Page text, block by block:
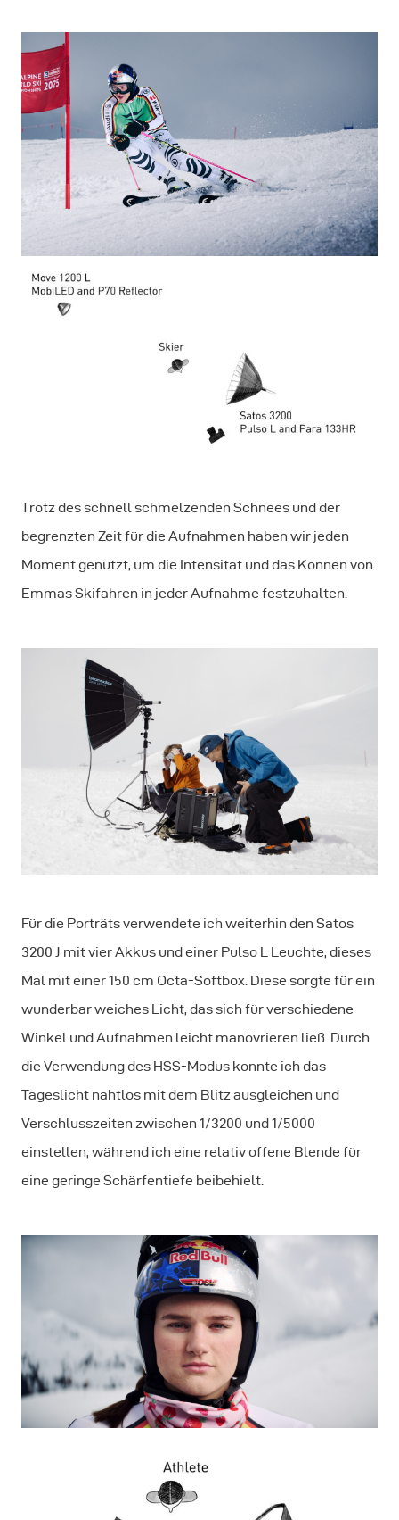
Trotz des schnell schmelzenden Schnees und der
begrenzten Zeit für die Aufnahmen haben wir jeden
Moment genutzt, um die Intensität und das Können von
Emmas Skifahren in jeder Aufnahme festzuhalten.
Für die Porträts verwendete ich weiterhin den Satos
3200 J mit vier Akkus und einer Pulso L Leuchte, dieses
Mal mit einer 150 cm Octa-Softbox. Diese sorgte für ein
wunderbar weiches Licht, das sich für verschiedene
Winkel und Aufnahmen leicht manövrieren ließ. Durch
die Verwendung des HSS-Modus konnte ich das
Tageslicht nahtlos mit dem Blitz ausgleichen und
Verschlusszeiten zwischen 1/3200 und 1/5000
einstellen, während ich eine relativ offene Blende für
eine geringe Schärfentiefe beibehielt.